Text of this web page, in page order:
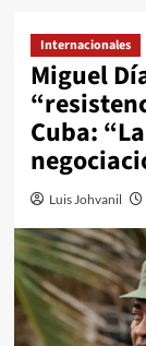
Internacionales
Miguel
Cuba:
Luis Johvanil